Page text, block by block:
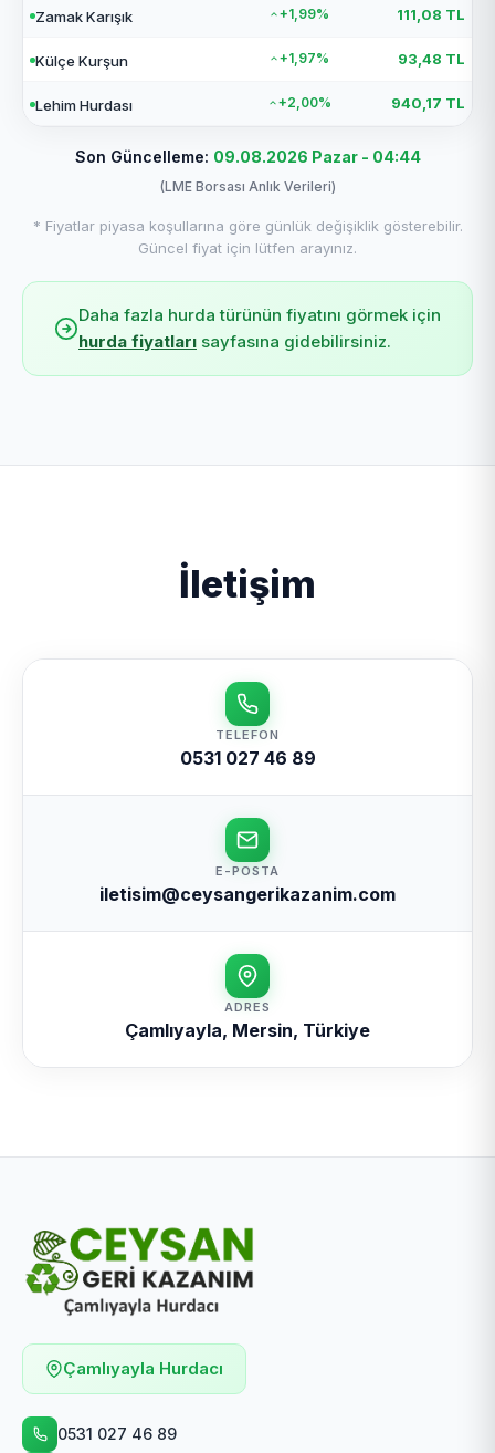
Zamak Karışık +1,99% 111,08 TL
Külçe Kurşun +1,97% 93,48 TL
Lehim Hurdası +2,00% 940,17 TL
Son Güncelleme: 09.08.2026 Pazar - 04:44
(LME Borsası Anlık Verileri)
* Fiyatlar piyasa koşullarına göre günlük değişiklik gösterebilir.
Güncel fiyat için lütfen arayınız.
Daha fazla hurda türünün fiyatını görmek için
hurda fiyatları sayfasına gidebilirsiniz.
İletişim
TELEFON
0531 027 46 89
E-POSTA
iletisim@ceysangerikazanim.com
ADRES
Çamlıyayla, Mersin, Türkiye
Çamlıyayla Hurdacı
0531 027 46 89